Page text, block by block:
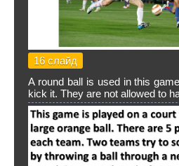
16 слайд
A round ball is used in this
kick it. They are not allowed to